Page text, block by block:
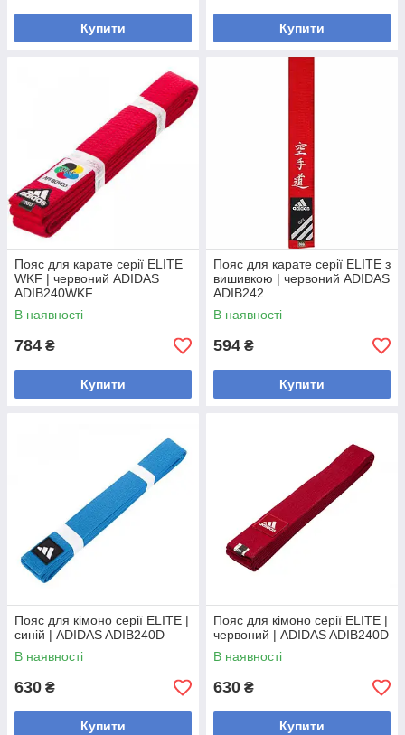
Купити Купити
Пояс для карате серії ELITE
WKF | червоний ADIDAS
ADIB240WKF
В наявності
784 ₴
Купити
Пояс для карате серії ELITE з
вишивкою | червоний ADIDAS
ADIB242
В наявності
594 ₴
Купити
Пояс для кімоно серії ELITE |
синій | ADIDAS ADIB240D
В наявності
630 ₴
Купити
Пояс для кімоно серії ELITE |
червоний | ADIDAS ADIB240D
В наявності
630 ₴
Купити